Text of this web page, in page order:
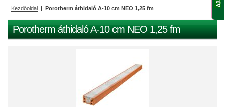
Kezdőoldal | Porotherm áthidaló A-10 cm NEO 1,25 fm
Porotherm áthidaló A-10 cm NEO 1,25 fm